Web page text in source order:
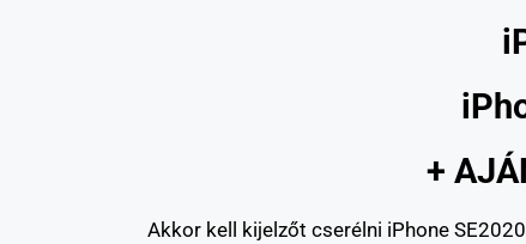
+
Akkor kell kijelzőt cserélni iPhone